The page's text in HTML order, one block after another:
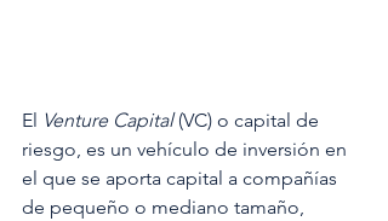
El Venture Capital (VC) o capital de
riesgo, es un vehículo de inversión en
el que se aporta capital a compañías
de pequeño o mediano tamaño,